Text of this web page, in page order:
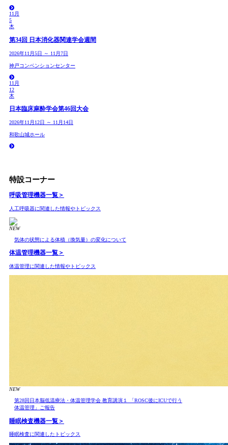
11月
5
木
第34回 日本消化器関連学会週間
2026年11月5日 ～ 11月7日
神戸コンベンションセンター
11月
12
木
日本臨床麻酔学会第46回大会
2026年11月12日 ～ 11月14日
和歌山城ホール
特設コーナー
呼吸管理機器一覧＞
人工呼吸器に関連した情報やトピックス
NEW
気体の状態による体積（換気量）の変化について
体温管理機器一覧＞
体温管理に関連した情報やトピックス
NEW
第28回日本脳低温療法・体温管理学会 教育講演１ 「ROSC後にICUで行う
体温管理」ご報告
睡眠検査機器一覧＞
睡眠検査に関連したトピックス